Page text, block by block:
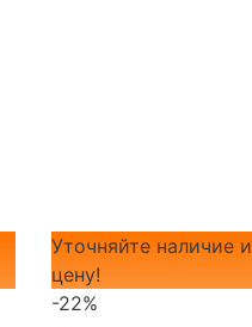
Уточняйте наличие и
цену!
-22%